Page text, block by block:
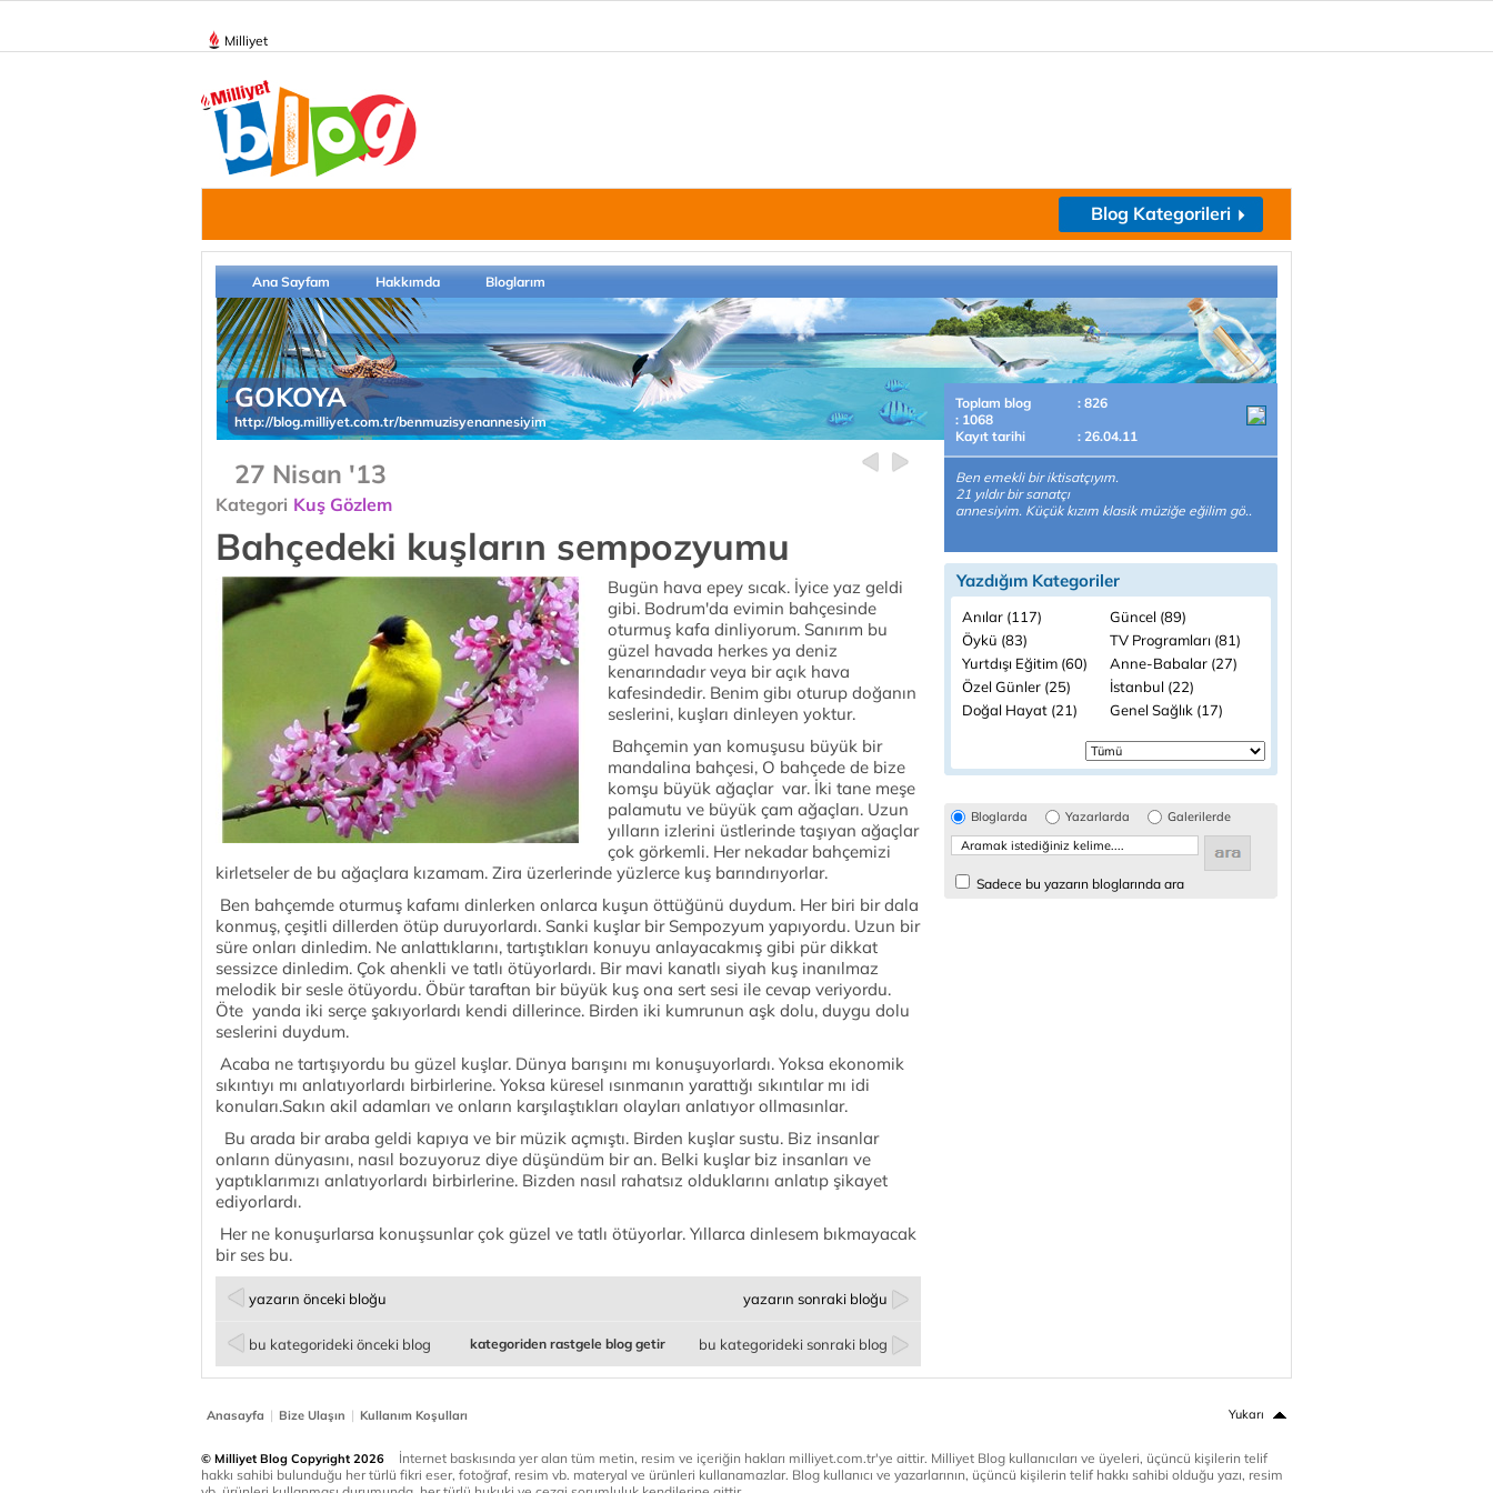
Milliyet
Blog Kategorileri
Ana Sayfam Hakkımda Bloglarım
GOKOYA
http://blog.milliyet.com.tr/benmuzisyenannesiyim
27 Nisan '13
Kategori Kuş Gözlem
Bahçedeki kuşların sempozyumu
Bugün hava epey sıcak. İyice yaz geldi
gibi. Bodrum'da evimin bahçesinde
oturmuş kafa dinliyorum. Sanırım bu
güzel havada herkes ya deniz
kenarındadır veya bir açık hava
kafesindedir. Benim gibı oturup doğanın
seslerini, kuşları dinleyen yoktur.
Bahçemin yan komuşusu büyük bir
mandalina bahçesi, O bahçede de bize
komşu büyük ağaçlar var. İki tane meşe
palamutu ve büyük çam ağaçları. Uzun
yılların izlerini üstlerinde taşıyan ağaçlar
çok görkemli. Her nekadar bahçemizi
kirletseler de bu ağaçlara kızamam. Zira üzerlerinde yüzlerce kuş barındırıyorlar.
Ben bahçemde oturmuş kafamı dinlerken onlarca kuşun öttüğünü duydum. Her biri bir dala
konmuş, çeşitli dillerden ötüp duruyorlardı. Sanki kuşlar bir Sempozyum yapıyordu. Uzun bir
süre onları dinledim. Ne anlattıklarını, tartıştıkları konuyu anlayacakmış gibi pür dikkat
sessizce dinledim. Çok ahenkli ve tatlı ötüyorlardı. Bir mavi kanatlı siyah kuş inanılmaz
melodik bir sesle ötüyordu. Öbür taraftan bir büyük kuş ona sert sesi ile cevap veriyordu.
Öte yanda iki serçe şakıyorlardı kendi dillerince. Birden iki kumrunun aşk dolu, duygu dolu
seslerini duydum.
Acaba ne tartışıyordu bu güzel kuşlar. Dünya barışını mı konuşuyorlardı. Yoksa ekonomik
sıkıntıyı mı anlatıyorlardı birbirlerine. Yoksa küresel ısınmanın yarattığı sıkıntılar mı idi
konuları.Sakın akil adamları ve onların karşılaştıkları olayları anlatıyor ollmasınlar.
Bu arada bir araba geldi kapıya ve bir müzik açmıştı. Birden kuşlar sustu. Biz insanlar
onların dünyasını, nasıl bozuyoruz diye düşündüm bir an. Belki kuşlar biz insanları ve
yaptıklarımızı anlatıyorlardı birbirlerine. Bizden nasıl rahatsız olduklarını anlatıp şikayet
ediyorlardı.
Her ne konuşurlarsa konuşsunlar çok güzel ve tatlı ötüyorlar. Yıllarca dinlesem bıkmayacak
bir ses bu.
yazarın önceki bloğu yazarın sonraki bloğu
bu kategorideki önceki blog bu kategorideki sonraki blog
kategoriden rastgele blog getir
Toplam blog
: 826
: 1068
Kayıt tarihi
: 26.04.11
Ben emekli bir iktisatçıyım.
21 yıldır bir sanatçı
annesiyim. Küçük kızım klasik müziğe eğilim gö..
Yazdığım Kategoriler
Anılar (117)
Güncel (89)
Öykü (83)
TV Programları (81)
Yurtdışı Eğitim (60)
Anne-Babalar (27)
Özel Günler (25)
İstanbul (22)
Doğal Hayat (21)
Genel Sağlık (17)
Bloglarda Yazarlarda Galerilerde
Sadece bu yazarın bloglarında ara
Anasayfa | Bize Ulaşın | Kullanım Koşulları Yukarı
© Milliyet Blog Copyright 2026
İnternet baskısında yer alan tüm metin, resim ve içeriğin hakları milliyet.com.tr'ye aittir. Milliyet Blog kullanıcıları ve üyeleri, üçüncü kişilerin telif
hakkı sahibi bulunduğu her türlü fikri eser, fotoğraf, resim vb. materyal ve ürünleri kullanamazlar. Blog kullanıcı ve yazarlarının, üçüncü kişilerin telif hakkı sahibi olduğu yazı, resim